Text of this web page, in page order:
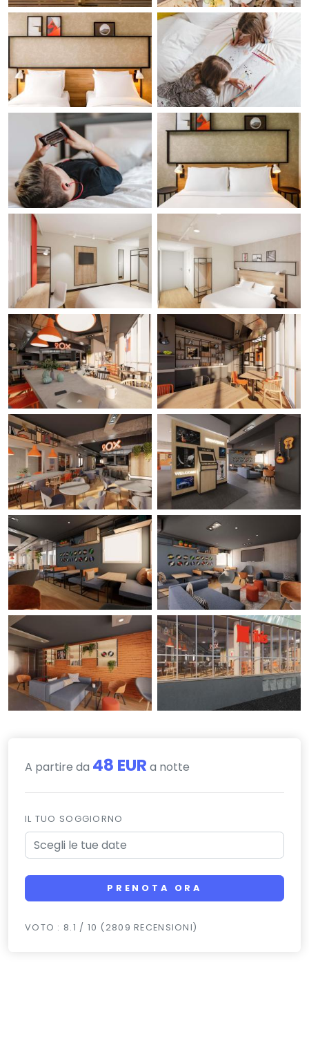
A partire da 48 EUR a notte
IL TUO SOGGIORNO
PRENOTA ORA
VOTO : 8.1 / 10 (2809 RECENSIONI)